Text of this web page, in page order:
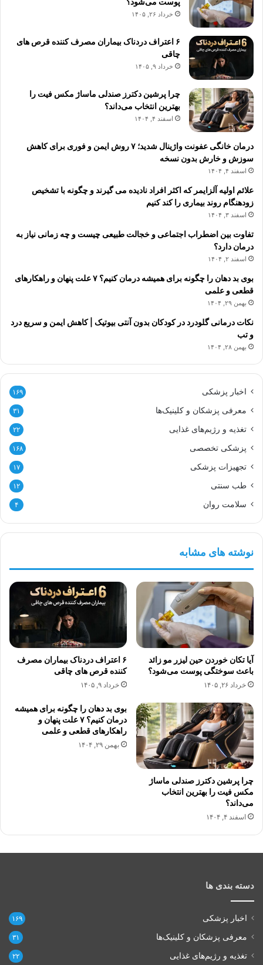
خرداد ۲۶, ۱۴۰۵
۶ اعتراف دردناک بیماران مصرف کننده قرص های
چاقی
خرداد ۹, ۱۴۰۵
چرا پرشین دکترز صندلی ماساژ مکس فیت را
بهترین انتخاب می‌داند؟
اسفند ۴, ۱۴۰۴
درمان خانگی عفونت واژینال شدید؛ ۷ روش ایمن و فوری برای کاهش
سوزش و خارش بدون نسخه
اسفند ۴, ۱۴۰۴
علائم اولیه آلزایمر که اکثر افراد نادیده می گیرند و چگونه با تشخیص
زودهنگام روند بیماری را کند کنیم
اسفند ۳, ۱۴۰۴
تفاوت بین اضطراب اجتماعی و خجالت طبیعی چیست و چه زمانی نیاز به
درمان دارد؟
اسفند ۲, ۱۴۰۴
بوی بد دهان را چگونه برای همیشه درمان کنیم؟ ۷ علت پنهان و راهکارهای
قطعی و علمی
بهمن ۲۹, ۱۴۰۴
نکات درمانی گلودرد در کودکان بدون آنتی بیوتیک | کاهش ایمن و سریع درد
و تب
بهمن ۲۸, ۱۴۰۴
اخبار پزشکی ۱۶۹
معرفی پزشکان و کلینیک‌ها ۳۱
تغذیه و رژیم‌های غذایی ۲۲
پزشکی تخصصی ۱۶۸
تجهیزات پزشکی ۱۷
طب سنتی ۱۲
سلامت روان ۴
نوشته های مشابه
آیا تکان خوردن حین لیزر مو زائد
باعث سوختگی پوست می‌شود؟
خرداد ۲۶, ۱۴۰۵
۶ اعتراف دردناک بیماران مصرف
کننده قرص های چاقی
خرداد ۹, ۱۴۰۵
چرا پرشین دکترز صندلی ماساژ
مکس فیت را بهترین انتخاب
می‌داند؟
اسفند ۴, ۱۴۰۴
بوی بد دهان را چگونه برای همیشه
درمان کنیم؟ ۷ علت پنهان و
راهکارهای قطعی و علمی
بهمن ۲۹, ۱۴۰۴
دسته بندی ها
اخبار پزشکی ۱۶۹
معرفی پزشکان و کلینیک‌ها ۳۱
تغذیه و رژیم‌های غذایی ۲۲